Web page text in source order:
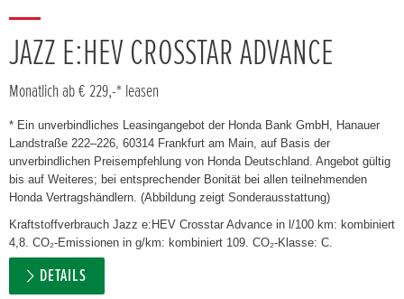
JAZZ E:HEV CROSSTAR ADVANCE
Monatlich ab € 229,-* leasen
* Ein unverbindliches Leasingangebot der Honda Bank GmbH, Hanauer
Landstraße 222–226, 60314 Frankfurt am Main, auf Basis der
unverbindlichen Preisempfehlung von Honda Deutschland. Angebot gültig
bis auf Weiteres; bei entsprechender Bonität bei allen teilnehmenden
Honda Vertragshändlern. (Abbildung zeigt Sonderausstattung)
Kraftstoffverbrauch Jazz e:HEV Crosstar Advance in l/100 km: kombiniert
4,8. CO₂-Emissionen in g/km: kombiniert 109. CO₂-Klasse: C.
DETAILS